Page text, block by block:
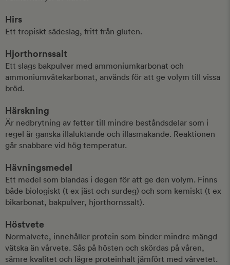
Hirs
Ett tropiskt sädeslag, fritt från gluten.
Hjorthornssalt
Ett slags bakpulver med ammoniumkarbonat och
ammoniumvätekarbonat, används för att ge volym till vissa
bröd.
Härskning
Är nedbrytning av fetter till mindre beståndsdelar som i
regel är ganska illaluktande och illasmakande. Reaktionen
går snabbare vid hög temperatur.
Hävningsmedel
Ett medel som blandas i degen för att ge den volym. Finns
både biologiskt (t ex jäst och surdeg) och som kemiskt (t ex
bikarbonat, bakpulver, hjorthornssalt).
Höstvete
Normalvete, innehåller protein som binder mindre mängd
vätska än vårvete. Sås på hösten och skördas på våren,
sämre kvalitet och lägre proteinhalt jämfört med vårvetet.